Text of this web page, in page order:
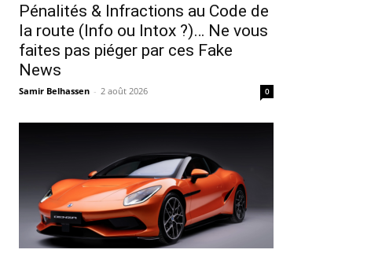
Pénalités & Infractions au Code de
la route (Info ou Intox ?)… Ne vous
faites pas piéger par ces Fake
News
Samir Belhassen - 2 août 2026 0